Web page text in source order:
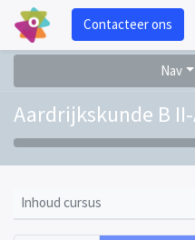
Contacteer ons
Nav
Aardrijkskunde B
Inhoud cursus